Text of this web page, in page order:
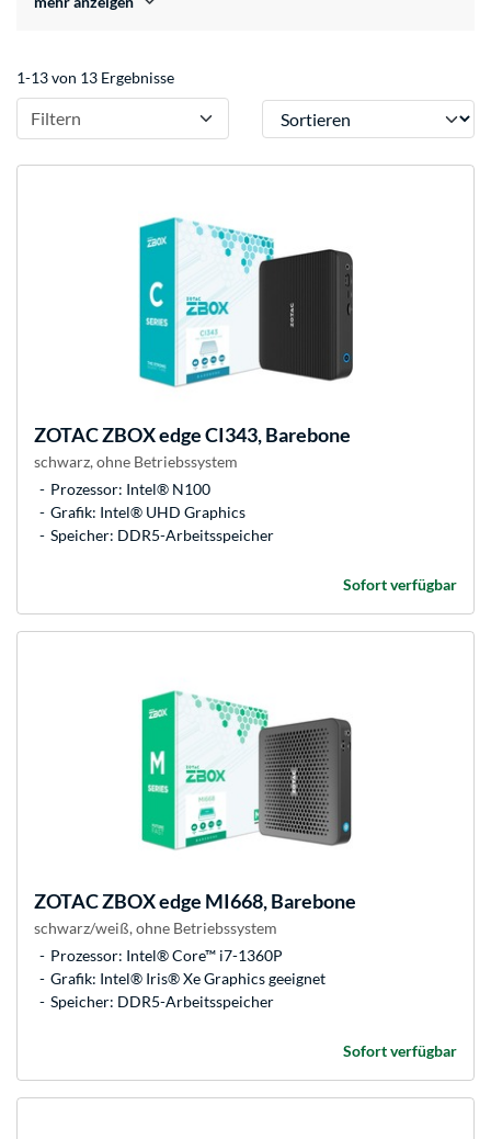
1-13 von 13 Ergebnisse
Filtern Sortieren
ZOTACZBOX edge CI343, Barebone
schwarz, ohne Betriebssystem
Prozessor: Intel® N100
Grafik: Intel® UHD Graphics
Speicher: DDR5-Arbeitsspeicher
Sofort verfügbar
ZOTACZBOX edge MI668, Barebone
schwarz/weiß, ohne Betriebssystem
Prozessor: Intel® Core™ i7-1360P
Grafik: Intel® Iris® Xe Graphics geeignet
Speicher: DDR5-Arbeitsspeicher
Sofort verfügbar